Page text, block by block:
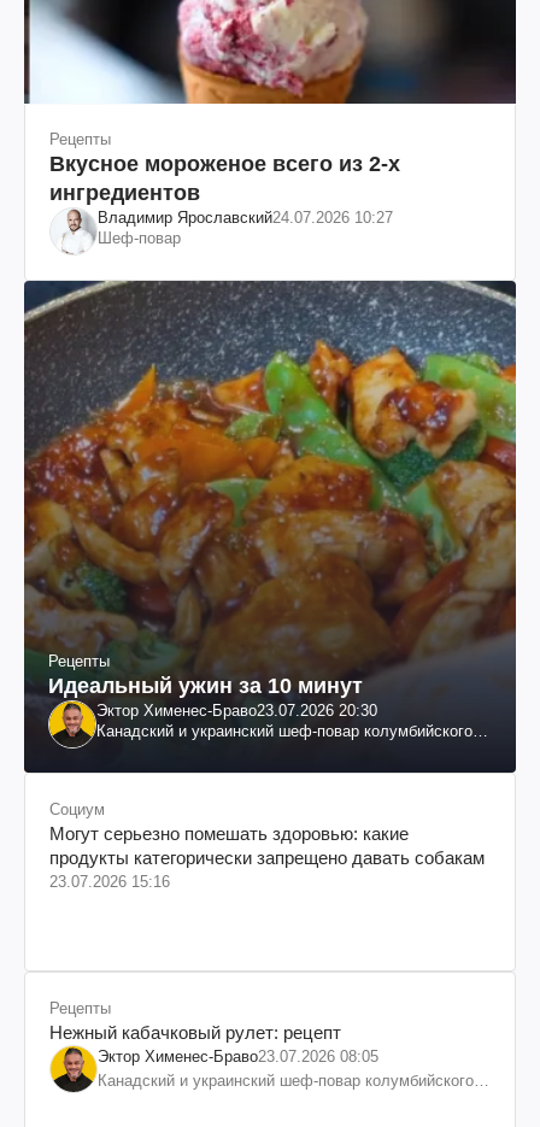
Рецепты
Вкусное мороженое всего из 2-х
ингредиентов
Владимир Ярославский24.07.2026 10:27
Шеф-повар
Рецепты
Идеальный ужин за 10 минут
Эктор Хименес-Браво23.07.2026 20:30
Канадский и украинский шеф-повар колумбийского
Социум
Могут серьезно помешать здоровью: какие
продукты категорически запрещено давать собакам
23.07.2026 15:16
Рецепты
Нежный кабачковый рулет: рецепт
Эктор Хименес-Браво23.07.2026 08:05
Канадский и украинский шеф-повар колумбийского